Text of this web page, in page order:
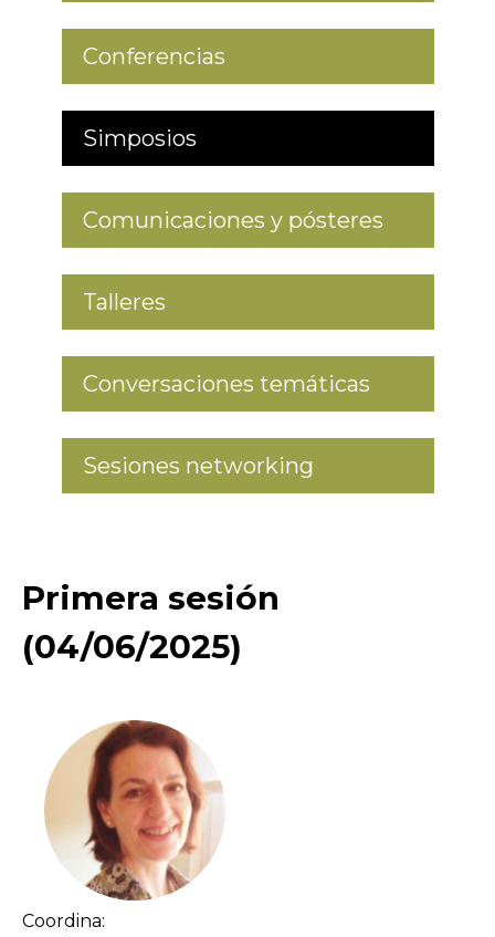
Conferencias
Simposios
Comunicaciones y pósteres
Talleres
Conversaciones temáticas
Sesiones networking
Primera sesión
(04/06/2025)
Coordina: